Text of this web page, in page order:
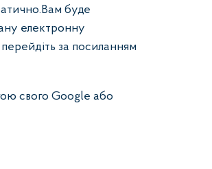
буде
електронну
за посиланням
свого Google або